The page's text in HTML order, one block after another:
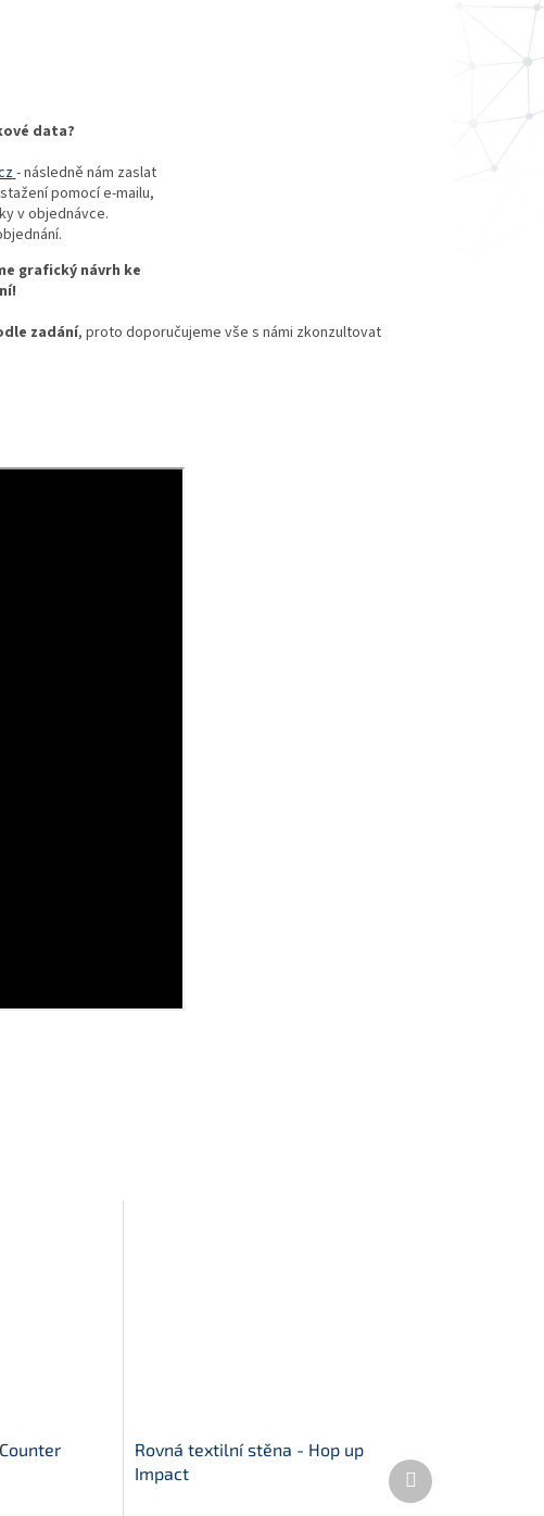
Rovná textilní stěna - Hop up
Impact
Další
produkt
data?
- následně nám zaslat
pomocí e-mailu,
v objednávce.
grafický návrh ke
zadání, proto doporučujeme vše s námi zkonzultovat